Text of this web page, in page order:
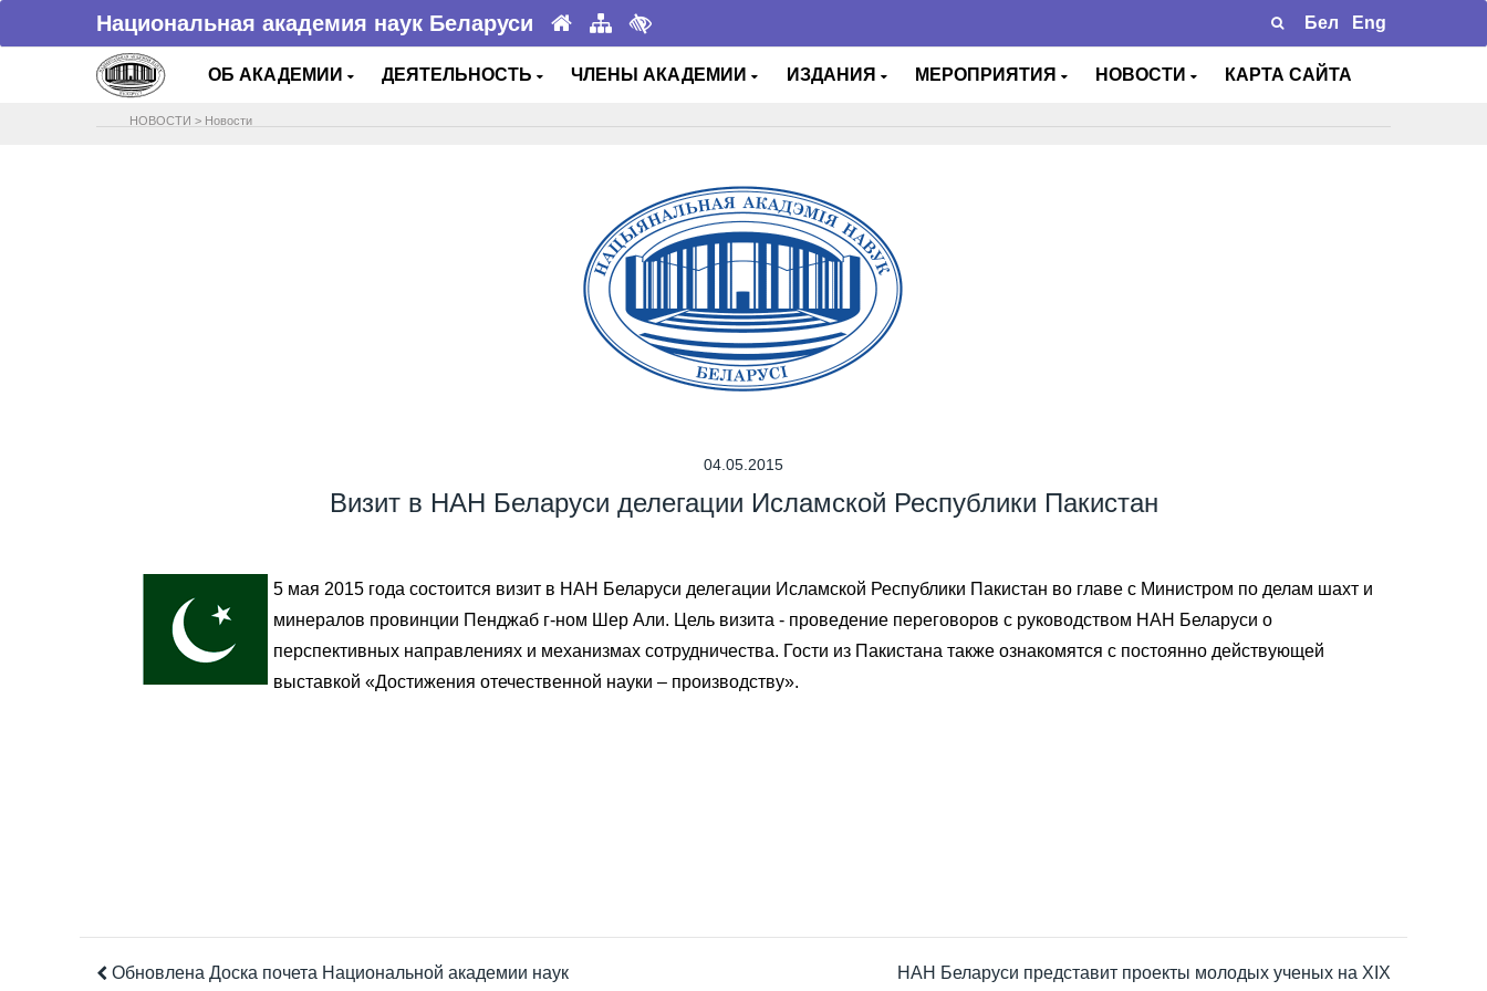
Национальная академия наук Беларуси Бел Eng
ОБ АКАДЕМИИ ДЕЯТЕЛЬНОСТЬ ЧЛЕНЫ АКАДЕМИИ ИЗДАНИЯ МЕРОПРИЯТИЯ НОВОСТИ КАРТА САЙТА
НОВОСТИ > Новости
04.05.2015
Визит в НАН Беларуси делегации Исламской Республики Пакистан
5 мая 2015 года состоится визит в НАН Беларуси делегации Исламской Республики Пакистан во главе с Министром по делам шахт и
минералов провинции Пенджаб г-ном Шер Али. Цель визита - проведение переговоров с руководством НАН Беларуси о
перспективных направлениях и механизмах сотрудничества. Гости из Пакистана также ознакомятся с постоянно действующей
выставкой «Достижения отечественной науки – производству».
Обновлена Доска почета Национальной академии наук
НАН Беларуси представит проекты молодых ученых на XIХ